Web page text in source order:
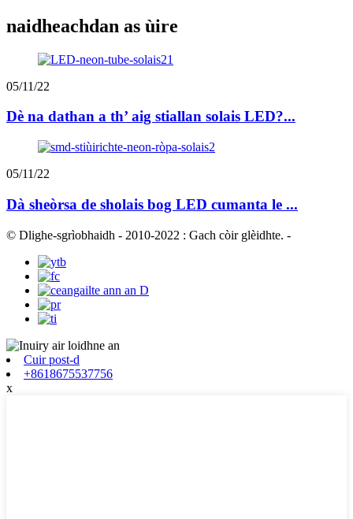
naidheachdan as ùire
05/11/22
Dè na dathan a th’ aig stiallan solais LED?...
05/11/22
Dà sheòrsa de sholais bog LED cumanta le ...
© Dlighe-sgrìobhaidh - 2010-2022 : Gach còir glèidhte. -
Cuir post-d
+8618675537756
x